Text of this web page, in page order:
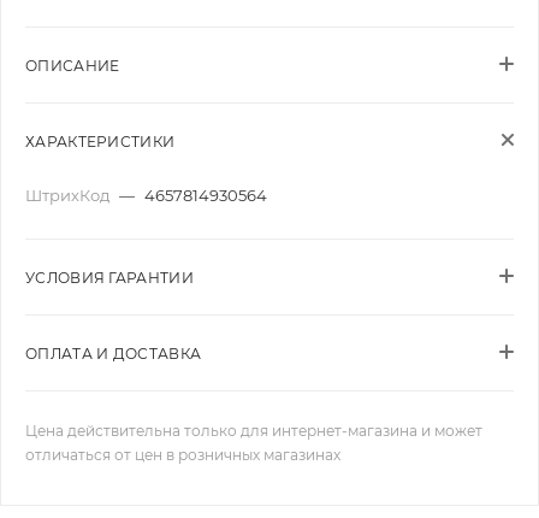
ОПИСАНИЕ
ХАРАКТЕРИСТИКИ
ШтрихКод — 4657814930564
УСЛОВИЯ ГАРАНТИИ
ОПЛАТА И ДОСТАВКА
Цена действительна только для интернет-магазина и может
отличаться от цен в розничных магазинах